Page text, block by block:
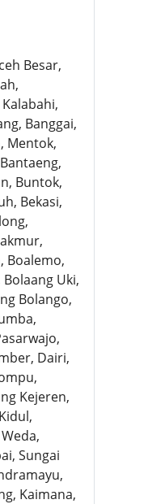
Besar,
Banggai,
Mentok,
Buntok,
Bekasi,
Boalemo,
Uki,
Bolango,
Dairi,
Kejeren,
Sungai
Kaimana,